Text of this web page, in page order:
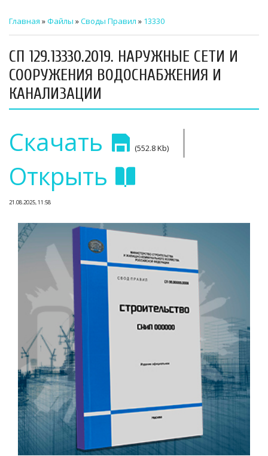
СТРОИТЕЛЬНЫЙ КОНТРОЛЬ
СТРОИТЕЛЬНЫЙ АУДИТ
О НАС
ПРЕССА
Главная »Файлы »Своды Правил » 13330
СП 129.13330.2019. НАРУЖНЫЕ СЕТИ И
СООРУЖЕНИЯ ВОДОСНАБЖЕНИЯ И
КАНАЛИЗАЦИИ
Скачать (552.8 Kb) |
Открыть
21.08.2025, 11:58